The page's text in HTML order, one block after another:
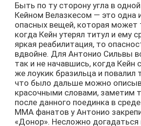
Быть по ту сторону угла в
Кейном Велазкесом — это одна
опасных вещей, которая может
когда Кейн утерял титул и ему
яркая реабилитация, то
вдвойне. Для Антонио Сильвы
так и не начавшись, когда Кейн
же лоукик бразильца и повалил
что было дальше можно
красочными словами, заметим
после данного поединка в
ММА фанатов у Антонио
«Донор». Несложно догадаться